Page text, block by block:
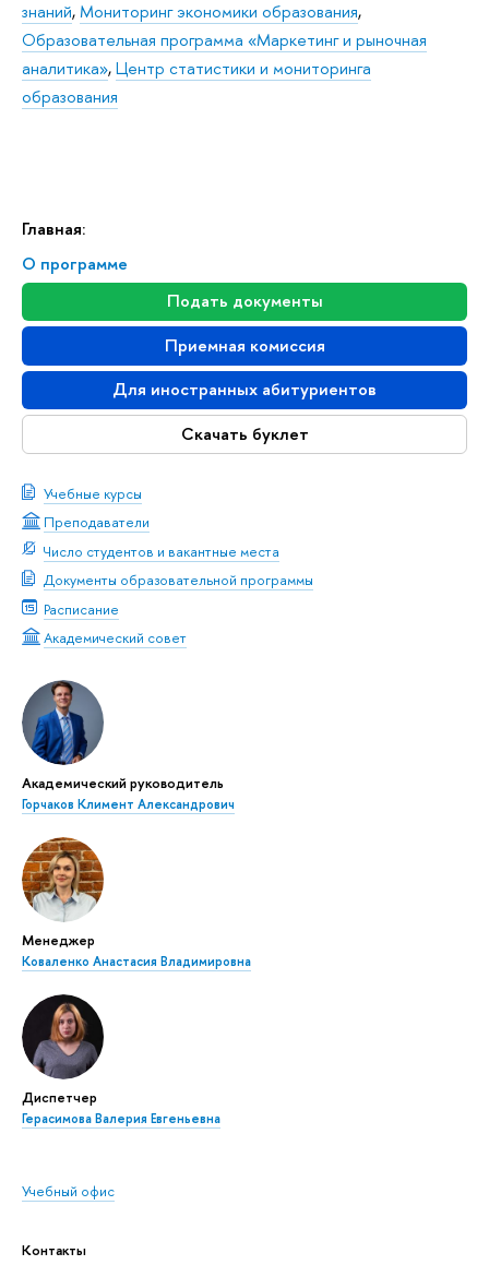
Главная:
О программе
Подать документы
Приемная комиссия
Для иностранных абитуриентов
Скачать буклет
Учебные курсы
Преподаватели
Число студентов и вакантные места
Документы образовательной программы
Расписание
Академический совет
Академический руководитель
Горчаков Климент Александрович
Менеджер
Коваленко Анастасия Владимировна
Диспетчер
Герасимова Валерия Евгеньевна
Учебный офис
Контакты
знаний,Мониторинг экономики образования,
Образовательная программа «Маркетинг и рыночная
аналитика»,Центр статистики и мониторинга
образования